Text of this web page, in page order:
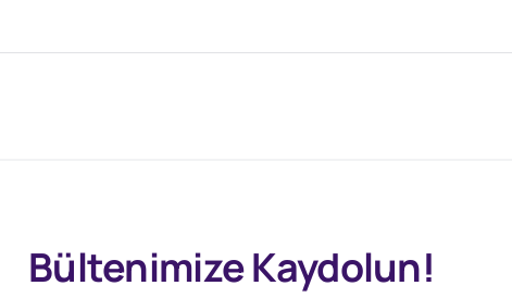
Bültenimize Kaydolun!